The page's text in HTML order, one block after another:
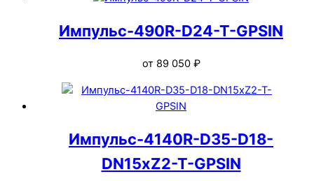
Импульс-490R-D24-T-GPSIN
от 89 050 ₽
Импульс-4140R-D35-D18-
DN15xZ2-T-GPSIN